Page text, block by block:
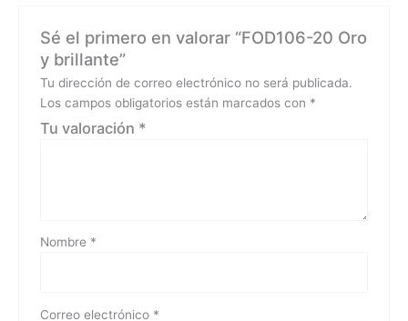
Sé el primero en valorar “FOD106-20 Oro
y brillante”
Tu dirección de correo electrónico no será publicada.
Los campos obligatorios están marcados con *
Tu valoración *
Nombre *
Correo electrónico *